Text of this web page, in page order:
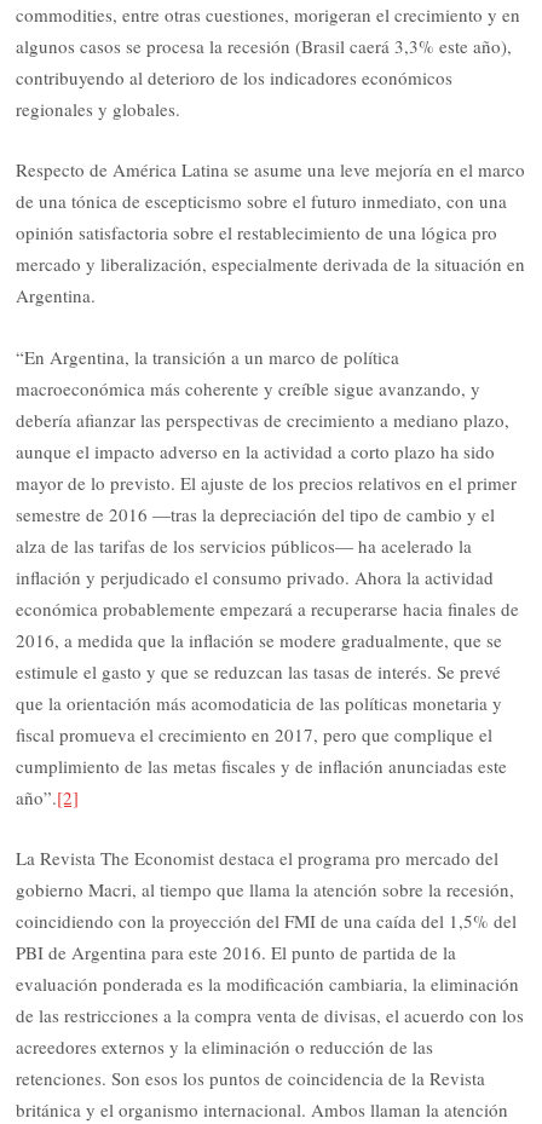
commodities, entre otras cuestiones, morigeran el crecimiento y en
algunos casos se procesa la recesión (Brasil caerá 3,3% este año),
contribuyendo al deterioro de los indicadores económicos
regionales y globales.
Respecto de América Latina se asume una leve mejoría en el marco
de una tónica de escepticismo sobre el futuro inmediato, con una
opinión satisfactoria sobre el restablecimiento de una lógica pro
mercado y liberalización, especialmente derivada de la situación en
Argentina.
“En Argentina, la transición a un marco de política
macroeconómica más coherente y creíble sigue avanzando, y
debería afianzar las perspectivas de crecimiento a mediano plazo,
aunque el impacto adverso en la actividad a corto plazo ha sido
mayor de lo previsto. El ajuste de los precios relativos en el primer
semestre de 2016 —tras la depreciación del tipo de cambio y el
alza de las tarifas de los servicios públicos— ha acelerado la
inflación y perjudicado el consumo privado. Ahora la actividad
económica probablemente empezará a recuperarse hacia finales de
2016, a medida que la inflación se modere gradualmente, que se
estimule el gasto y que se reduzcan las tasas de interés. Se prevé
que la orientación más acomodaticia de las políticas monetaria y
fiscal promueva el crecimiento en 2017, pero que complique el
cumplimiento de las metas fiscales y de inflación anunciadas este
año”.[2]
La Revista The Economist destaca el programa pro mercado del
gobierno Macri, al tiempo que llama la atención sobre la recesión,
coincidiendo con la proyección del FMI de una caída del 1,5% del
PBI de Argentina para este 2016. El punto de partida de la
evaluación ponderada es la modificación cambiaria, la eliminación
de las restricciones a la compra venta de divisas, el acuerdo con los
acreedores externos y la eliminación o reducción de las
retenciones. Son esos los puntos de coincidencia de la Revista
británica y el organismo internacional. Ambos llaman la atención